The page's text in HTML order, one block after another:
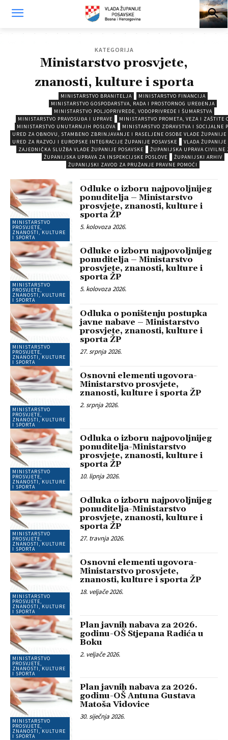
KATEGORIJA
Ministarstvo prosvjete,
znanosti, kulture i sporta
MINISTARSTVO BRANITELJA
MINISTARSTVO FINANCIJA
MINISTARSTVO GOSPODARSTVA, RADA I PROSTORNOG UREĐENJA
MINISTARSTVO POLJOPRIVREDE, VODOPRIVREDE I ŠUMARSTVA
MINISTARSTVO PRAVOSUĐA I UPRAVE
MINISTARSTVO PROMETA, VEZA I ZAŠTITE
MINISTARSTVO UNUTARNJIH POSLOVA
MINISTARSTVO ZDRAVSTVA I SOCIJALNE
URED ZA OBNOVU, STAMBENO ZBRINJAVANJE I RASELJENE OSOBE VLADE ŽUPANIJE
URED ZA RAZVOJ I EUROPSKE INTEGRACIJE ŽUPANIJE POSAVSKE
VLADA ŽUPANIJE
ZAJEDNIČKA SLUŽBA VLADE ŽUPANIJE POSAVSKE
ŽUPANIJSKA UPRAVA CIVILNE
ŽUPANIJSKA UPRAVA ZA INSPEKCIJSKE POSLOVE
ŽUPANIJSKI ARHIV
ŽUPANIJSKI ZAVOD ZA PRUŽANJE PRAVNE POMOĆI
MINISTARSTVO
PROSVJETE,
ZNANOSTI, KULTURE
I SPORTA
Odluke o izboru najpovoljnijeg
ponuditelja – Ministarstvo
prosvjete, znanosti, kulture i
sporta ŽP
5. kolovoza 2026.
MINISTARSTVO
PROSVJETE,
ZNANOSTI, KULTURE
I SPORTA
Odluke o izboru najpovoljnijeg
ponuditelja – Ministarstvo
prosvjete, znanosti, kulture i
sporta ŽP
5. kolovoza 2026.
MINISTARSTVO
PROSVJETE,
ZNANOSTI, KULTURE
I SPORTA
Odluka o poništenju postupka
javne nabave – Ministarstvo
prosvjete, znanosti, kulture i
sporta ŽP
27. srpnja 2026.
MINISTARSTVO
PROSVJETE,
ZNANOSTI, KULTURE
I SPORTA
Osnovni elementi ugovora-
Ministarstvo prosvjete,
znanosti, kulture i sporta ŽP
2. srpnja 2026.
MINISTARSTVO
PROSVJETE,
ZNANOSTI, KULTURE
I SPORTA
Odluka o izboru najpovoljnijeg
ponuditelja-Ministarstvo
prosvjete, znanosti, kulture i
sporta ŽP
10. lipnja 2026.
MINISTARSTVO
PROSVJETE,
ZNANOSTI, KULTURE
I SPORTA
Odluka o izboru najpovoljnijeg
ponuditelja-Ministarstvo
prosvjete, znanosti, kulture i
sporta ŽP
27. travnja 2026.
MINISTARSTVO
PROSVJETE,
ZNANOSTI, KULTURE
I SPORTA
Osnovni elementi ugovora-
Ministarstvo prosvjete,
znanosti, kulture i sporta ŽP
18. veljače 2026.
MINISTARSTVO
PROSVJETE,
ZNANOSTI, KULTURE
I SPORTA
Plan javnih nabava za 2026.
godinu-OŠ Stjepana Radića u
Boku
2. veljače 2026.
MINISTARSTVO
PROSVJETE,
ZNANOSTI, KULTURE
I SPORTA
Plan javnih nabava za 2026.
godinu-OŠ Antuna Gustava
Matoša Vidovice
30. siječnja 2026.